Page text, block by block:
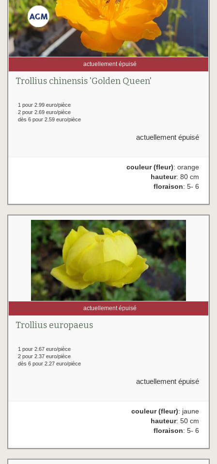
actuellement épuisé
Trollius chinensis 'Golden Queen'
1 pour 2.99 euro/pièce
2 pour 2.69 euro/pièce
dès 6 pour 2.59 euro/pièce
actuellement épuisé
couleur (fleur): orange
hauteur: 80 cm
floraison: 5- 6
actuellement épuisé
Trollius europaeus
1 pour 2.67 euro/pièce
2 pour 2.37 euro/pièce
dès 6 pour 2.27 euro/pièce
actuellement épuisé
couleur (fleur): jaune
hauteur: 50 cm
floraison: 5- 6